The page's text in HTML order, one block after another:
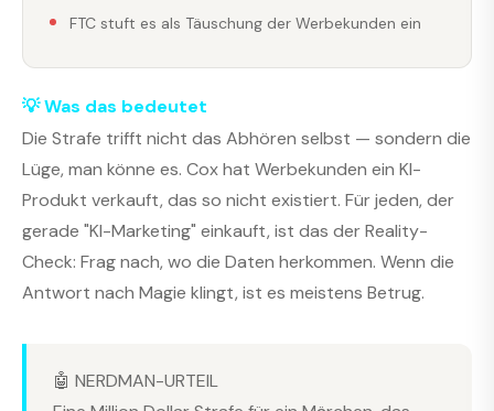
FTC stuft es als Täuschung der Werbekunden ein
💡 Was das bedeutet
Die Strafe trifft nicht das Abhören selbst — sondern die
Lüge, man könne es. Cox hat Werbekunden ein KI-
Produkt verkauft, das so nicht existiert. Für jeden, der
gerade "KI-Marketing" einkauft, ist das der Reality-
Check: Frag nach, wo die Daten herkommen. Wenn die
Antwort nach Magie klingt, ist es meistens Betrug.
🤖 NERDMAN-URTEIL